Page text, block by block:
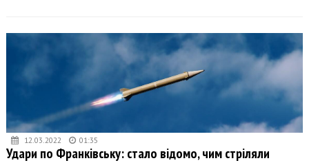
12.03.2022 01:35
Удари по Франківську: стало відомо, чим стріляли